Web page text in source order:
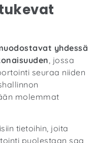
yhdessä
, jossa
seuraa niiden
molemmat
tietoihin, joita
puolestaan saa